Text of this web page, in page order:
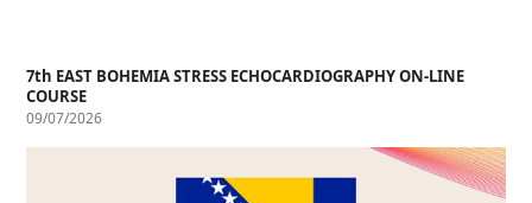
7th EAST BOHEMIA STRESS ECHOCARDIOGRAPHY ON-LINE
COURSE
09/07/2026